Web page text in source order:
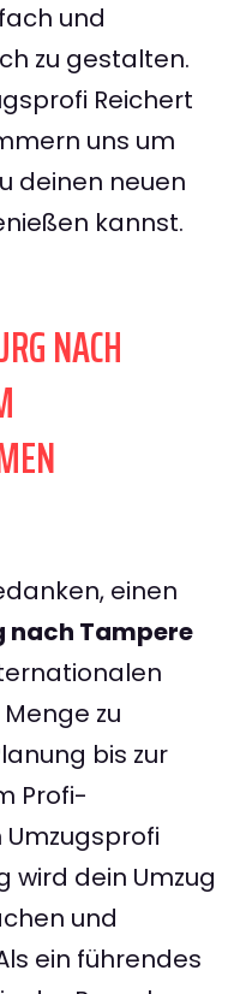
und
zu gestalten.
Reichert
uns um
deinen neuen
kannst.
NACH
einen
nach Tampere
zu
bis zur
Profi-
wird dein Umzug
und
ein führendes